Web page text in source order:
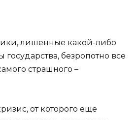
лишенные какой-либо
государства, безропотно все
страшного –
от которого еще